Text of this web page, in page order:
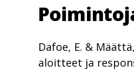
Dafoe, E. &
aloitteet ja